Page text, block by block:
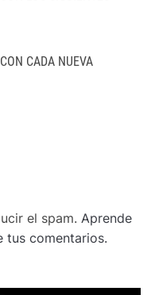
CADA NUEVA
el spam. Aprende
tus comentarios.